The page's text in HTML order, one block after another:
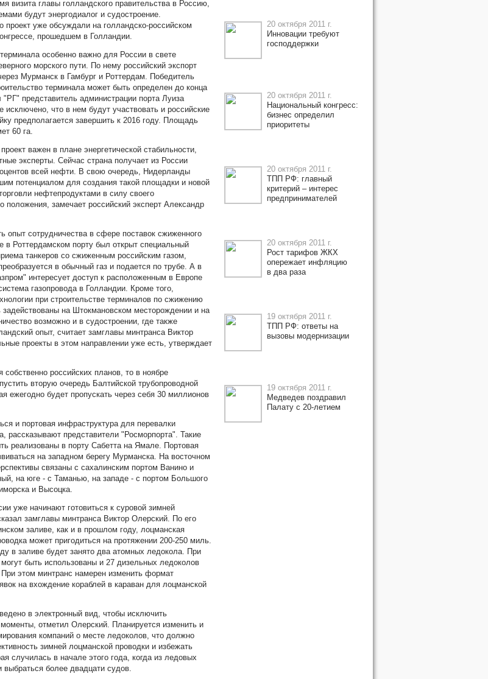
визита главы голландского правительства в Россию,
будут энергодиалог и судостроение.
проект уже обсуждали на голландско-российском
прошедшем в Голландии.
особенно важно для России в свете
морского пути. По нему российский экспорт
Мурманск в Гамбург и Роттердам. Победитель
терминала может быть определен до конца
"РГ" представитель администрации порта Луиза
исключено, что в нем будут участвовать и российские
предполагается завершить к 2016 году. Площадь
60 га.
важен в плане энергетической стабильности,
эксперты. Сейчас страна получает из России
всей нефти. В свою очередь, Нидерланды
потенциалом для создания такой площадки и новой
нефтепродуктами в силу своего
положения, замечает российский эксперт Александр
опыт сотрудничества в сфере поставок сжиженного
в Роттердамском порту был открыт специальный
танкеров со сжиженным российским газом,
в обычный газ и подается по трубе. А в
интересует доступ к расположенным в Европе
газопровода в Голландии. Кроме того,
при строительстве терминалов по сжижению
задействованы на Штокмановском месторождении и на
возможно и в судостроении, где также
опыт, считает замглавы минтранса Виктор
проекты в этом направлении уже есть, утверждает
собственно российских планов, то в ноябре
вторую очередь Балтийской трубопроводной
ежегодно будет пропускать через себя 30 миллионов
и портовая инфраструктура для перевалки
рассказывают представители "Росморпорта". Такие
реализованы в порту Сабетта на Ямале. Портовая
на западном берегу Мурманска. На восточном
связаны с сахалинским портом Ванино и
на юге - с Таманью, на западе - с портом Большого
и Высоцка.
уже начинают готовиться к суровой зимней
замглавы минтранса Виктор Олерский. По его
заливе, как и в прошлом году, лоцманская
может пригодиться на протяжении 200-250 миль.
в заливе будет занято два атомных ледокола. При
быть использованы и 27 дизельных ледоколов
этом минтранс намерен изменить формат
на вхождение кораблей в караван для лоцманской
в электронный вид, чтобы исключить
отметил Олерский. Планируется изменить и
компаний о месте ледоколов, что должно
зимней лоцманской проводки и избежать
случилась в начале этого года, когда из ледовых
выбраться более двадцати судов.
20 октября 2011 г.
Инновации требуют
господдержки
20 октября 2011 г.
Национальный конгресс:
бизнес определил
приоритеты
20 октября 2011 г.
ТПП РФ: главный
критерий – интерес
предпринимателей
20 октября 2011 г.
Рост тарифов ЖКХ
опережает инфляцию
в два раза
19 октября 2011 г.
ТПП РФ: ответы на
вызовы модернизации
19 октября 2011 г.
Медведев поздравил
Палату с 20-летием